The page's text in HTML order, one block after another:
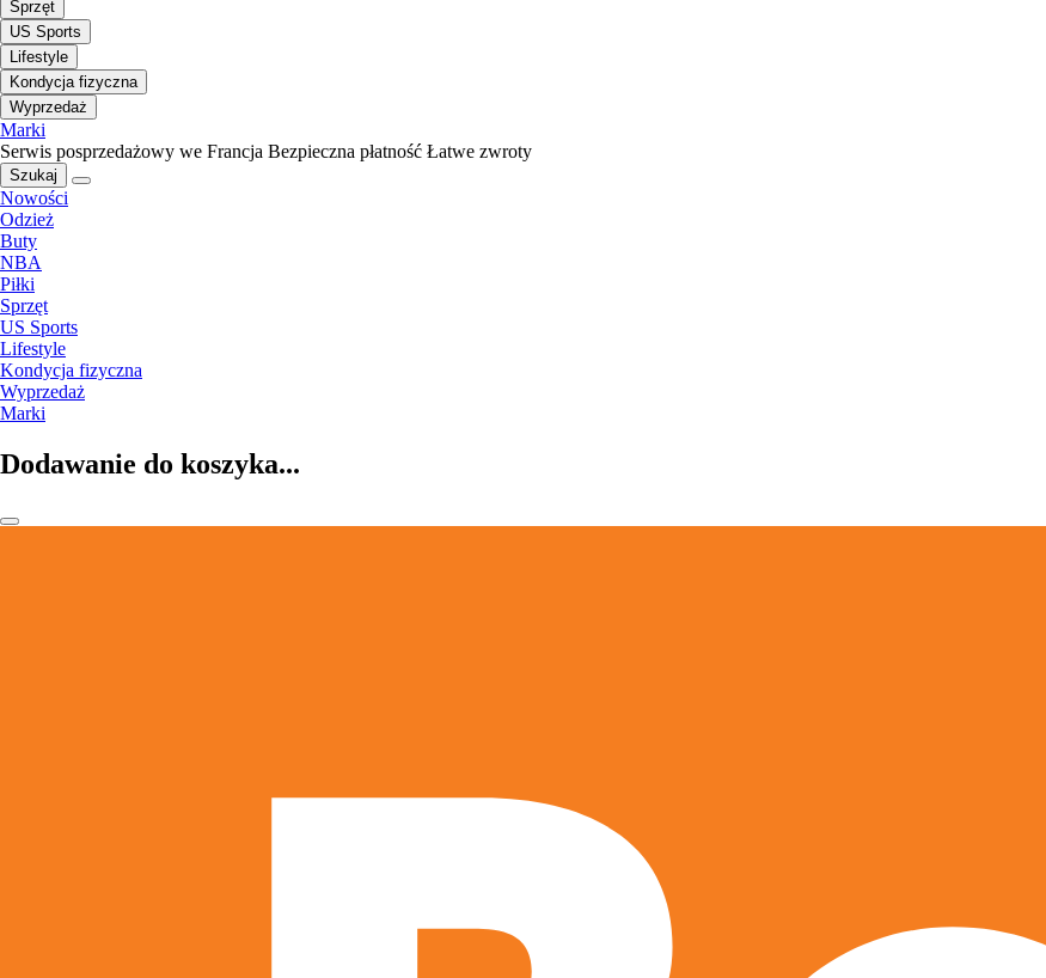
Sprzęt
US Sports
Lifestyle
Kondycja fizyczna
Wyprzedaż
Marki
Serwis posprzedażowy we Francja Bezpieczna płatność Łatwe zwroty
Szukaj
Nowości
Odzież
Buty
NBA
Piłki
Sprzęt
US Sports
Lifestyle
Kondycja fizyczna
Wyprzedaż
Marki
Dodawanie do koszyka...